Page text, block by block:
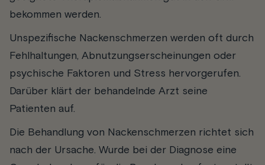
bekommen werden.
Unspezifische Nackenschmerzen werden oft durch
Fehlhaltungen, Abnutzungserscheinungen oder
psychische Faktoren und Stress hervorgerufen.
Darüber klärt der behandelnde Arzt seine
Patienten auf.
Die Behandlung von Nackenschmerzen richtet sich
nach der Ursache. Wurde bei der Diagnose eine